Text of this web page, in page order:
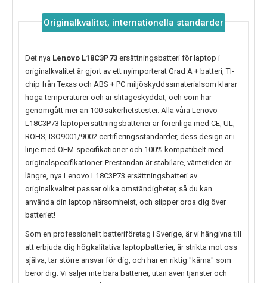
Originalkvalitet, internationella standarder
Det nya Lenovo L18C3P73 ersättningsbatteri för laptop i
originalkvalitet är gjort av ett nyimporterat Grad A + batteri, TI-
chip från Texas och ABS + PC miljöskyddssmaterialsom klarar
höga temperaturer och är slitageskyddat, och som har
genomgått mer än 100 säkerhetstester. Alla våra Lenovo
L18C3P73 laptopersättningsbatterier är förenliga med CE, UL,
ROHS, ISO9001/9002 certifieringsstandarder, dess design är i
linje med OEM-specifikationer och 100% kompatibelt med
originalspecifikationer. Prestandan är stabilare, väntetiden är
längre, nya Lenovo L18C3P73 ersättningsbatteri av
originalkvalitet passar olika omständigheter, så du kan
använda din laptop närsomhelst, och slipper oroa dig över
batteriet!
Som en professionellt batteriföretag i Sverige, är vi hängivna till
att erbjuda dig högkalitativa laptopbatterier, är strikta mot oss
själva, tar större ansvar för dig, och har en riktig "kärna" som
berör dig. Vi säljer inte bara batterier, utan även tjänster och